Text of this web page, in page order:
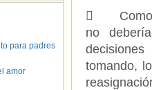
 Como
no
tomando,
para padres
amor